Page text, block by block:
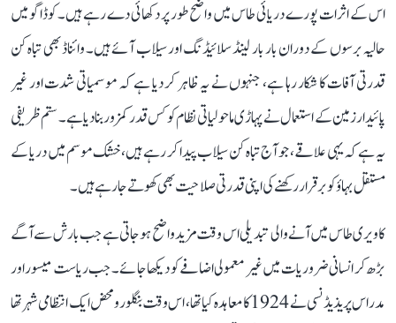
اس کے اثرات پورے دریائی طاس میں واضح طور پر دکھائی دے رہے ہیں۔ کوڈاگو میں
حالیہ برسوں کے دوران بار بار لینڈ سلائیڈنگ اور سیلاب آئے ہیں۔ وائناڈ بھی تباہ کن
قدرتی آفات کا شکار رہا ہے، جنہوں نے یہ ظاہر کر دیا ہے کہ موسمیاتی شدت اور غیر
پائیدار زمین کے استعمال نے پہاڑی ماحولیاتی نظام کو کس قدر کمزور بنا دیا ہے۔ ستم ظریفی
یہ ہے کہ یہی علاقے، جو آج تباہ کن سیلاب پیدا کر رہے ہیں، خشک موسم میں دریا کے
مستقل بہاؤ کو برقرار رکھنے کی اپنی قدرتی صلاحیت بھی کھوتے جا رہے ہیں۔
کاویری طاس میں آنے والی تبدیلی اس وقت مزید واضح ہو جاتی ہے جب بارش سے آگے
بڑھ کر انسانی ضروریات میں غیر معمولی اضافے کو دیکھا جائے۔ جب ریاست میسور اور
مدراس پریذیڈنسی نے 1924 کا معاہدہ کیا تھا، اس وقت بنگلورو محض ایک انتظامی شہر تھا